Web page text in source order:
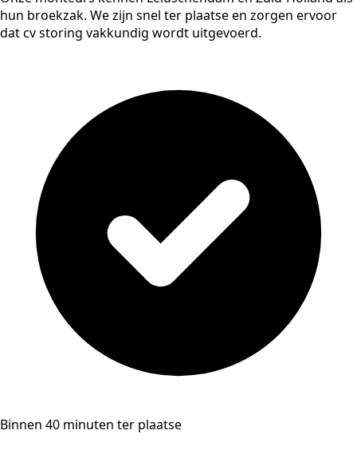
hun broekzak. We zijn snel ter plaatse en zorgen ervoor
dat cv storing vakkundig wordt uitgevoerd.
Binnen 40 minuten ter plaatse